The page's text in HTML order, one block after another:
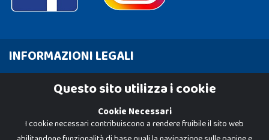
INFORMAZIONI LEGALI
Cookie PolicyQuesto sito utilizza i cookie
Cookie Necessari
I cookie necessari contribuiscono a rendere fruibile il sito web